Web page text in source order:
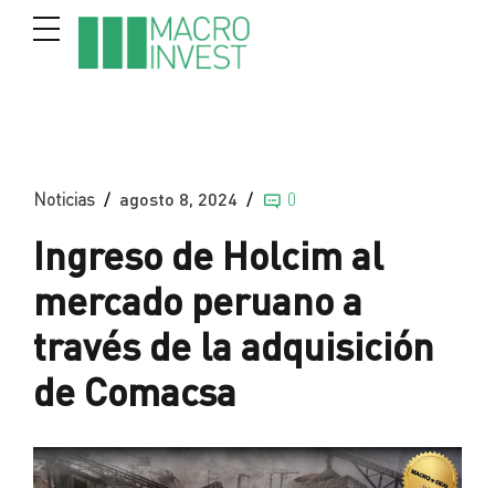
Noticias agosto 8, 2024 0
Ingreso de Holcim al
mercado peruano a
través de la adquisición
de Comacsa